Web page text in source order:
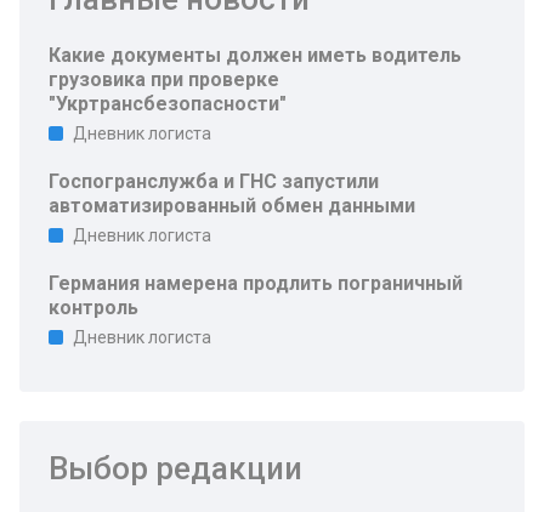
Какие документы должен иметь водитель
грузовика при проверке
"Укртрансбезопасности"
Дневник логиста
Госпогранслужба и ГНС запустили
автоматизированный обмен данными
Дневник логиста
Германия намерена продлить пограничный
контроль
Дневник логиста
Выбор редакции